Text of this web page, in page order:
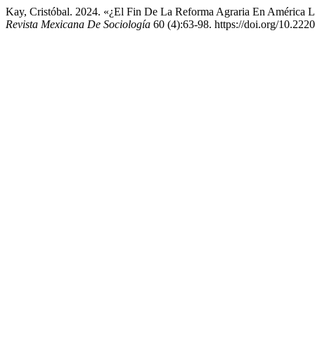
Kay, Cristóbal. 2024. «¿El Fin De La Reforma Agraria En América
Revista Mexicana De Sociología 60 (4):63-98. https://doi.org/